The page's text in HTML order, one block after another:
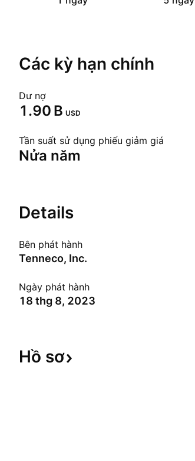
Các kỳ hạn chính
Dư nợ
‪1.90 B‬ USD
Tần suất sử dụng phiếu giảm giá
Nửa năm
Details
Bên phát hành
Tenneco, Inc.
Ngày phát hành
18 thg 8, 2023
Hồ sơ